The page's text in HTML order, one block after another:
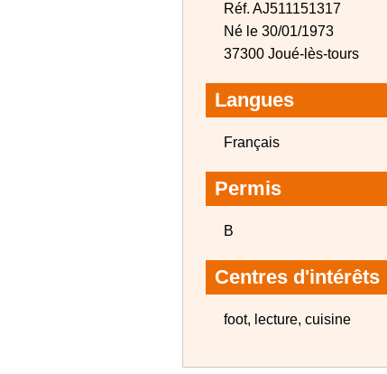
Réf. AJ511151317
Né le 30/01/1973
37300 Joué-lès-tours
Langues
Français
Permis
B
Centres d'intérêts
foot, lecture, cuisine